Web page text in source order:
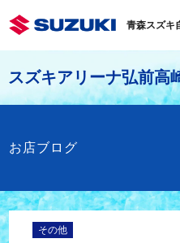
青森スズキ
スズキアリーナ弘前高
お店ブログ
その他